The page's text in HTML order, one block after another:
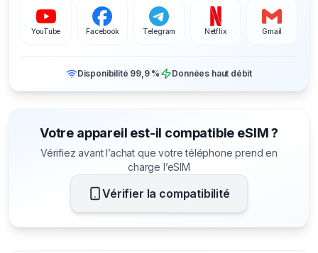
YouTube Facebook Telegram Netflix Gmail
Disponibilité 99,9 % Données haut débit
Votre appareil est-il compatible eSIM ?
Vérifiez avant l’achat que votre téléphone prend en
charge l’eSIM
Vérifier la compatibilité